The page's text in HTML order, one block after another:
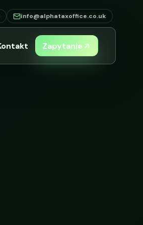
info@alphataxoffice.co.uk
Zapytanie